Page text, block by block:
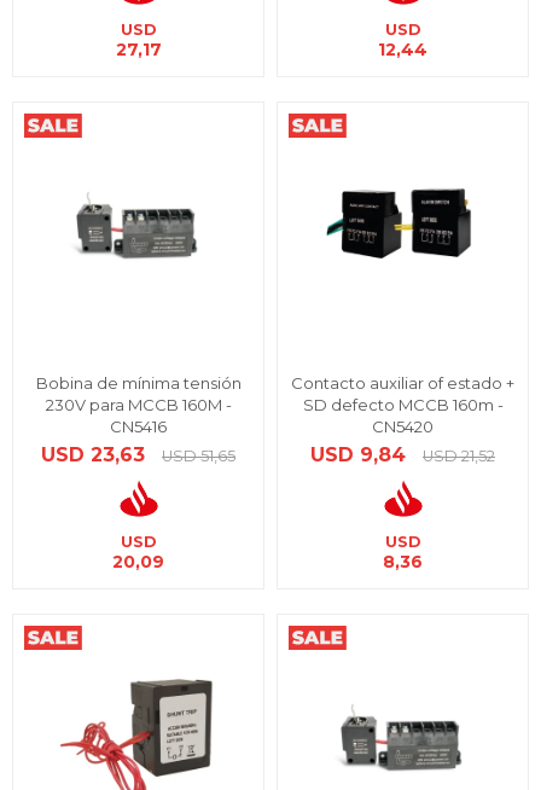
USD
27,17
USD
12,44
Bobina de mínima tensión
230V para MCCB 160M -
CN5416
USD 23,63 USD 51,65
USD
20,09
Contacto auxiliar of estado +
SD defecto MCCB 160m -
CN5420
USD 9,84 USD 21,52
USD
8,36